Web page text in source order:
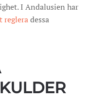
I Andalusien har
regleradessa